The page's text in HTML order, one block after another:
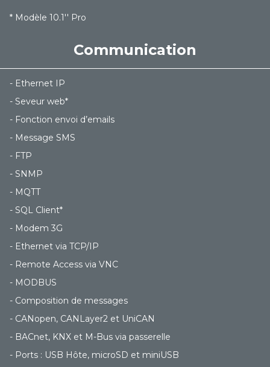
* Modèle 10.1'' Pro
Communication
- Ethernet IP
- Seveur web*
- Fonction envoi d’emails
- Message SMS
- FTP
- SNMP
- MQTT
- SQL Client*
- Modem 3G
- Ethernet via TCP/IP
- Remote Access via VNC
- MODBUS
- Composition de messages
- CANopen, CANLayer2 et UniCAN
- BACnet, KNX et M-Bus via passerelle
- Ports : USB Hôte, microSD et miniUSB